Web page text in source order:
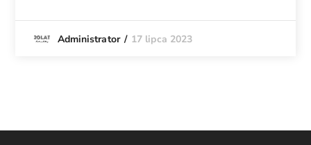
Administrator 17 lipca 2023